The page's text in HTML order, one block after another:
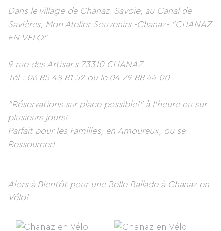
Dans le village de Chanaz, Savoie, au Canal de
Savières, Mon Atelier Souvenirs -Chanaz- "CHANAZ
EN VELO"
9 rue des Artisans 73310 CHANAZ
Tél : 06 85 48 81 52 ou le 04 79 88 44 00
"Réservations sur place possible!" à l'heure ou sur
plusieurs jours!
Parfait pour les Familles, en Amoureux, ou se
Ressourcer!
Alors à Bientôt pour une Belle Ballade à Chanaz en
Vélo!